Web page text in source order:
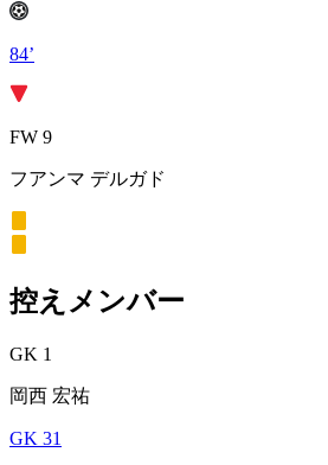
84’
FW 9
フアンマ デルガド
控えメンバー
GK 1
岡西 宏祐
GK 31